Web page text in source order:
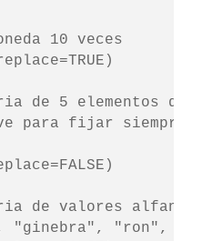
10 veces
de 5 elementos de
para fijar siempre
de valores
"ginebra", "ron",